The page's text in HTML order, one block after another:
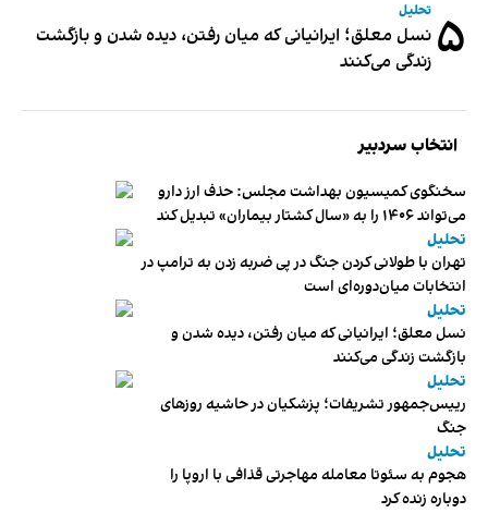
۵ تحلیل
نسل معلق؛ ایرانیانی که میان رفتن، دیده شدن و بازگشت
زندگی می‌کنند
انتخاب سردبیر
سخنگوی کمیسیون بهداشت مجلس: حذف ارز دارو
می‌تواند ۱۴۰۶ را به «سال کشتار بیماران» تبدیل کند
تحلیل
تهران با طولانی کردن جنگ در پی ضربه زدن به ترامپ در
انتخابات میان‌دوره‌ای است
تحلیل
نسل معلق؛ ایرانیانی که میان رفتن، دیده شدن و
بازگشت زندگی می‌کنند
تحلیل
رییس‌جمهور تشریفات؛ پزشکیان در حاشیه روزهای
جنگ
تحلیل
هجوم به سئوتا معامله مهاجرتی قذافی با اروپا را
دوباره زنده کرد